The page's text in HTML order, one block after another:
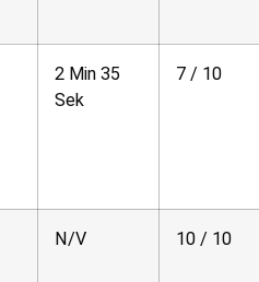
2 Min 35
Sek
7 / 10
N/V 10 / 10